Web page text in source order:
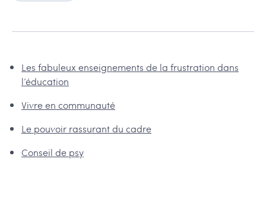
Les fabuleux enseignements de la frustration dans
l’éducation
Vivre en communauté
Le pouvoir rassurant du cadre
Conseil de psy